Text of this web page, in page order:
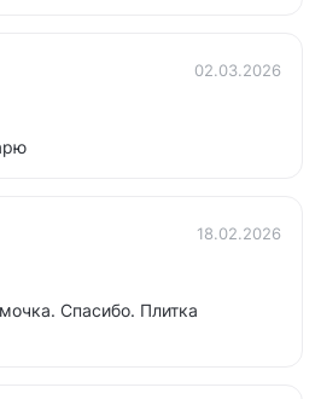
02.03.2026
18.02.2026
Спасибо. Плитка